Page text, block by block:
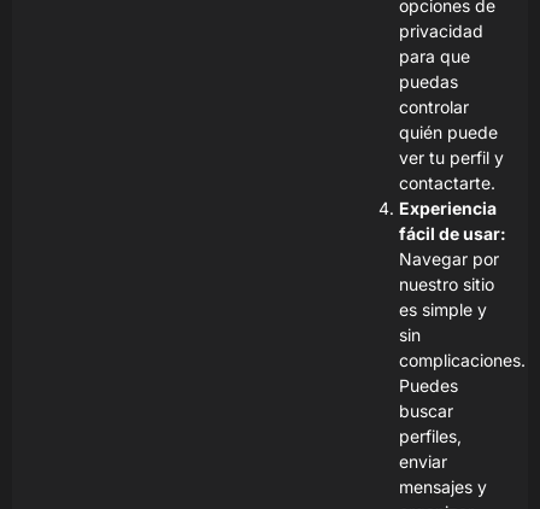
opciones de
privacidad
para que
puedas
controlar
quién puede
ver tu perfil y
contactarte.
Experiencia
fácil de usar:
Navegar por
nuestro sitio
es simple y
sin
complicaciones.
Puedes
buscar
perfiles,
enviar
mensajes y